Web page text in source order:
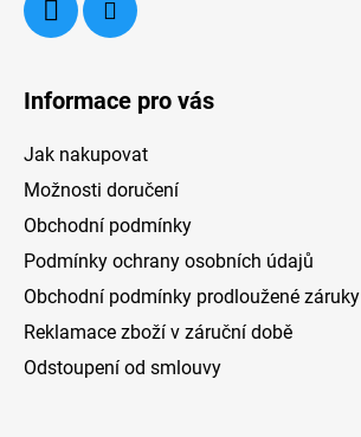
Informace pro vás
Jak nakupovat
Možnosti doručení
Obchodní podmínky
Podmínky ochrany osobních údajů
Obchodní podmínky prodloužené záruky
Reklamace zboží v záruční době
Odstoupení od smlouvy